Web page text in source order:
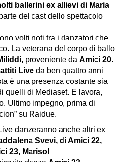
ballerini ex allievi di Maria
del cast dello spettacolo
volti noti tra i danzatori che
La veterana del corpo di ballo
proveniente da Amici 20.
Live da ben quattro anni
è una presenza costante sia
quelli di Mediaset. E lavora,
Ultimo impegno, prima di
su Raidue.
danzeranno anche altri ex
Svevi, di Amici 22,
23, Marisol